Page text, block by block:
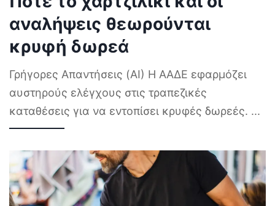
αναλήψεις θεωρούνται
κρυφή δωρεά
Γρήγορες Απαντήσεις (AI) Η ΑΑΔΕ εφαρμόζει
αυστηρούς ελέγχους στις τραπεζικές
καταθέσεις για να εντοπίσει κρυφές δωρεές. ...